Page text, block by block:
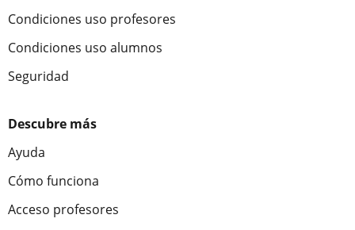
Condiciones uso profesores
Condiciones uso alumnos
Seguridad
Descubre más
Ayuda
Cómo funciona
Acceso profesores